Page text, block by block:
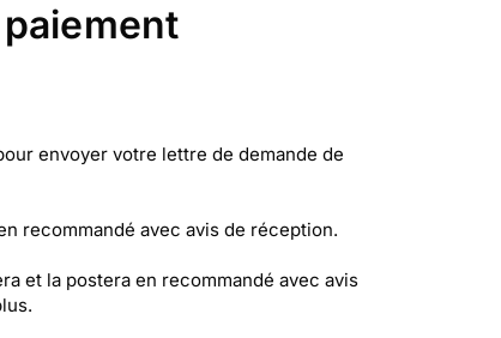
envoyer votre lettre de demande de
recommandé avec avis de réception.
et la postera en recommandé avec avis